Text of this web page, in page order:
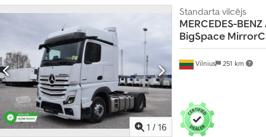
i
U
z
z
e
t
t
kruīza kontrole, sēdekļa apsilde
1 / 16
Vilnius 251 km
Standarta vilcējs
MERCEDES-BENZ
BigSpace